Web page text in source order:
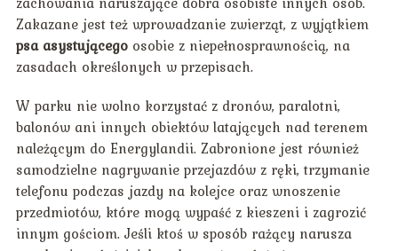
Zakazane jest też wprowadzanie zwierząt, z wyjątkiem
psa asystującegoosobie z niepełnosprawnością, na
zasadach określonych w przepisach.
W parku nie wolno korzystać z dronów, paralotni,
balonów ani innych obiektów latających nad terenem
należącym do Energylandii. Zabronione jest również
samodzielne nagrywanie przejazdów z ręki, trzymanie
telefonu podczas jazdy na kolejce oraz wnoszenie
przedmiotów, które mogą wypaść z kieszeni i zagrozić
innym gościom. Jeśli ktoś w sposób rażący narusza